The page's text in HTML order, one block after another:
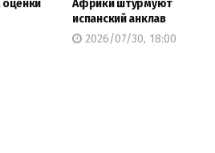
Африки штурмуют
испанский анклав
2026/07/30, 18:00